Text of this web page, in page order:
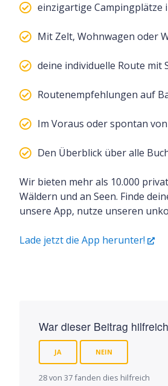
einzigartige Campingplätze
Mit Zelt, Wohnwagen oder
deine individuelle Route mit
Routenempfehlungen auf
Im Voraus oder spontan
Den Überblick über alle
Wir bieten mehr als 10.000
Wäldern und an Seen. Finde
unsere App, nutze unseren
Lade jetzt die App herunter!
War dieser Beitrag
JA NEIN
28 von 37 fanden dies hilfreich